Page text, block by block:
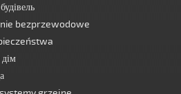
bezprzewodowe